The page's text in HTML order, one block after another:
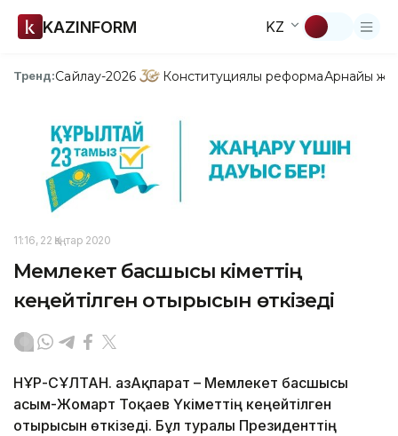
KAZINFORM KZ
Тренд:Сайлау-2026 Конституциялық реформаАрнайы
11:16, 22 Қаңтар 2020
Мемлекет басшысы Үкіметтің
кеңейтілген отырысын өткізеді
НҰР-СҰЛТАН. ҚазАқпарат – Мемлекет басшысы
Қасым-Жомарт Тоқаев Үкіметтің кеңейтілген
отырысын өткізеді. Бұл туралы Президенттің